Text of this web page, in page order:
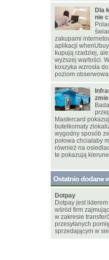
Dla
nie
zakupami
aplikacji
kupują rzadziej,
wyższej wartości.
koszyka wzrosła
poziom
Mastercard
butelkomaty
wygodny sposób
połowa chciałaby
również na
te pokazują
Ostatnio dodane
Dotpay
Dotpay jest
wśród firm
w zakresie
przesyłanych
sprzedającym w